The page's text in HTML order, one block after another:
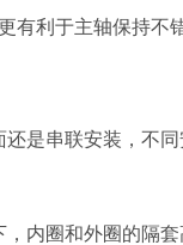
有利于主轴保持不
是串联安装，不
内圈和外圈的隔